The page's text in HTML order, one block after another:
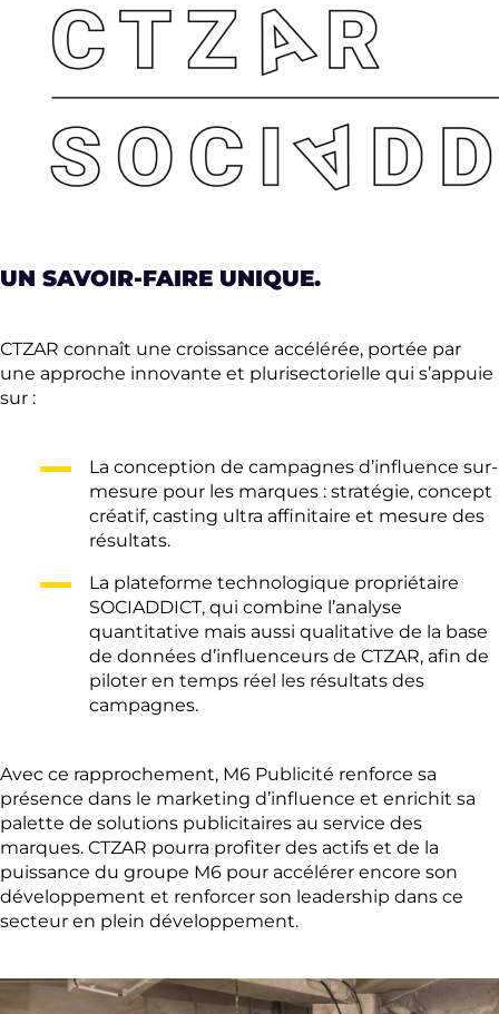
UN SAVOIR-FAIRE UNIQUE.
CTZAR connaît une croissance accélérée, portée par
une approche innovante et plurisectorielle qui s’appuie
sur :
La conception de campagnes d’influence sur-
mesure pour les marques : stratégie, concept
créatif, casting ultra affinitaire et mesure des
résultats.
La plateforme technologique propriétaire
SOCIADDICT, qui combine l’analyse
quantitative mais aussi qualitative de la base
de données d’influenceurs de CTZAR, afin de
piloter en temps réel les résultats des
campagnes.
Avec ce rapprochement, M6 Publicité renforce sa
présence dans le marketing d’influence et enrichit sa
palette de solutions publicitaires au service des
marques. CTZAR pourra profiter des actifs et de la
puissance du groupe M6 pour accélérer encore son
développement et renforcer son leadership dans ce
secteur en plein développement.